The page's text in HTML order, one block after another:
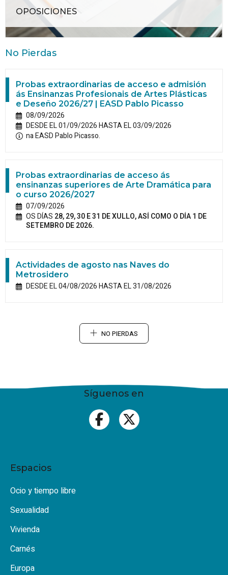
OPOSICIONES
No Pierdas
Probas extraordinarias de acceso e admisión
ás Ensinanzas Profesionais de Artes Plásticas
e Deseño 2026/27 | EASD Pablo Picasso
08/09/2026
DESDE EL 01/09/2026 HASTA EL 03/09/2026
na EASD Pablo Picasso.
Probas extraordinarias de acceso ás
ensinanzas superiores de Arte Dramática para
o curso 2026/2027
07/09/2026
OS DÍAS 28, 29, 30 E 31 DE XULLO, ASÍ COMO O DÍA 1 DE
SETEMBRO DE 2026.
Actividades de agosto nas Naves do
Metrosidero
DESDE EL 04/08/2026 HASTA EL 31/08/2026
NO PIERDAS
Síguenos en
Espacios
Ocio y tiempo libre
Sexualidad
Vivienda
Carnés
Europa